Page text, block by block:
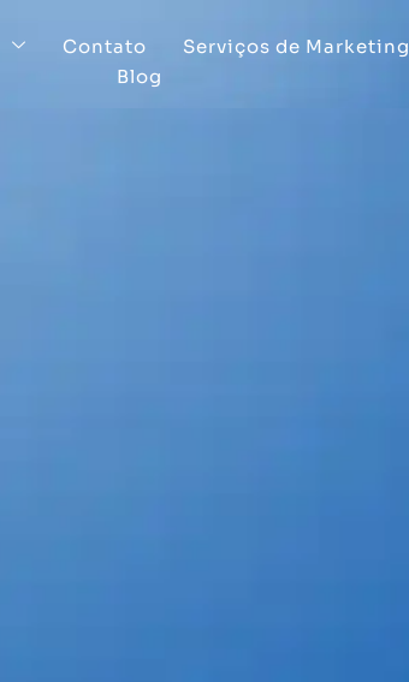
Contato
Serviços de Marketing
Blog